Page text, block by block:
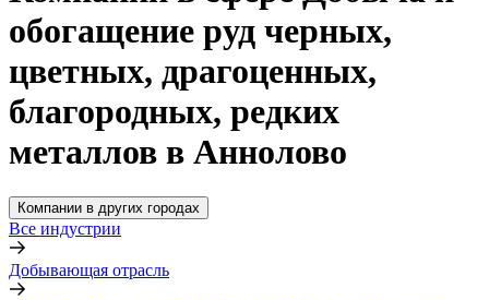
обогащение руд черных,
цветных, драгоценных,
благородных, редких
металлов в Аннолово
Компании в других городах
Все индустрии
Добывающая отрасль